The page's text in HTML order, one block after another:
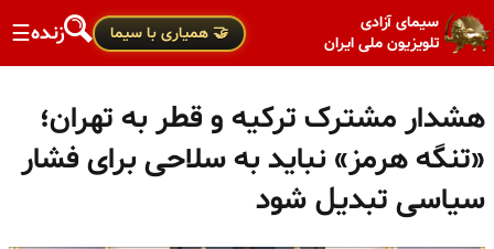
سیمای آزادی
تلویزیون ملی ایران
🤝 همیاری با سیما زنده☰
هشدار مشترک ترکیه و قطر به تهران؛
«تنگه هرمز» نباید به سلاحی برای فشار
سیاسی تبدیل شود